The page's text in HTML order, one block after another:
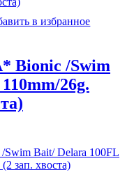
в избранное
Bionic /Swim
26g.